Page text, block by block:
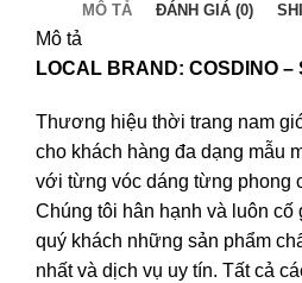
MÔ TẢ ĐÁNH GIÁ (0)
Mô tả
LOCAL BRAND: COSDINO –
Thương hiệu thời trang nam
cho khách hàng đa dạng mẫu
với từng vóc dáng từng phong
Chúng tôi hân hạnh và luôn cố
quý khách những sản phẩm
nhất và dịch vụ uy tín. Tất cả